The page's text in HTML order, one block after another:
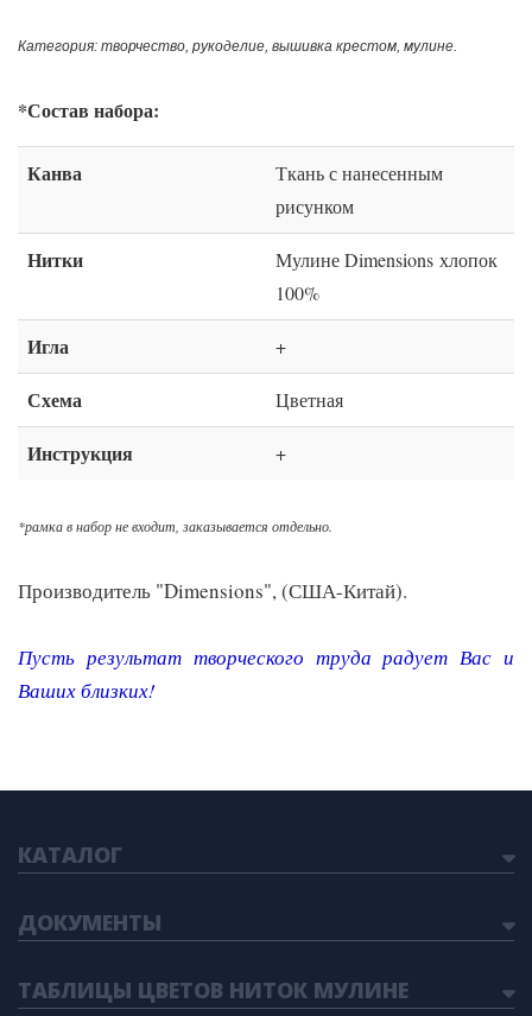
Категория: творчество, рукоделие, вышивка крестом, мулине.
*Состав набора:
Канва
Ткань с нанесенным
рисунком
Нитки
Мулине Dimensions хлопок
100%
Игла +
Схема Цветная
Инструкция +
*рамка в набор не входит, заказывается отдельно.
Производитель "Dimensions", (США-Китай).
Пусть результат творческого труда радует Вас и
Ваших близких!
КАТАЛОГ
ДОКУМЕНТЫ
ТАБЛИЦЫ ЦВЕТОВ НИТОК МУЛИНЕ